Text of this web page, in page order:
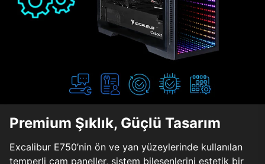
Premium Şıklık, Güçlü Tasarım
Excalibur E750’nin ön ve yan yüzeylerinde kullanılan
temperli cam paneller, sistem bileşenlerini estetik bir